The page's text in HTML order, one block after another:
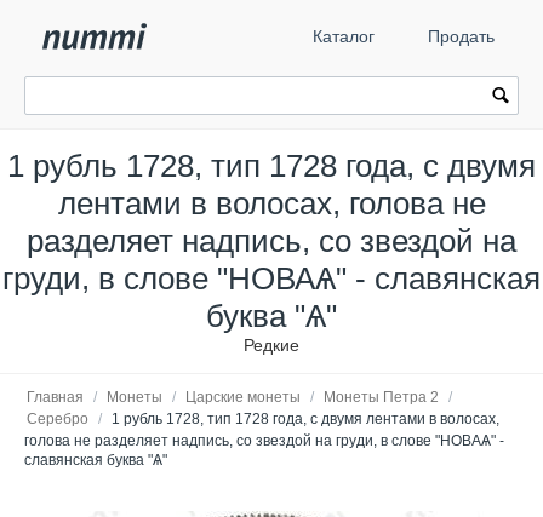
Каталог Продать
1 рубль 1728, тип 1728 года, с двумя
лентами в волосах, голова не
разделяет надпись, со звездой на
груди, в слове "НОВАѦ" - славянская
буква "Ѧ"
Редкие
Главная / Монеты / Царские монеты / Монеты Петра 2
/
Серебро
/
1 рубль 1728, тип 1728 года, с двумя лентами в волосах,
голова не разделяет надпись, со звездой на груди, в слове "НОВАѦ" -
славянская буква "Ѧ"